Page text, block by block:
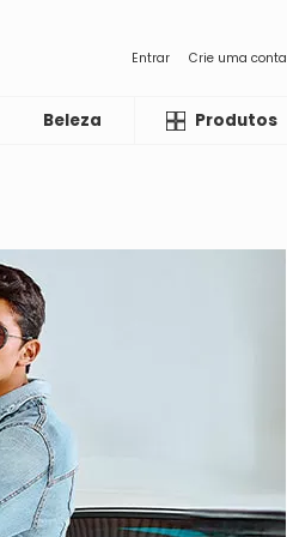
Entrar Crie uma conta
Beleza LiquidaProdutos